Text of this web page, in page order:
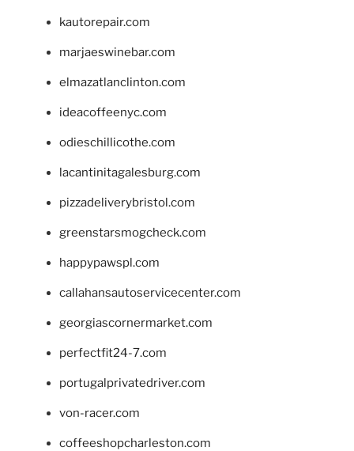
kautorepair.com
marjaeswinebar.com
elmazatlanclinton.com
ideacoffeenyc.com
odieschillicothe.com
lacantinitagalesburg.com
pizzadeliverybristol.com
greenstarsmogcheck.com
happypawspl.com
callahansautoservicecenter.com
georgiascornermarket.com
perfectfit24-7.com
portugalprivatedriver.com
von-racer.com
coffeeshopcharleston.com